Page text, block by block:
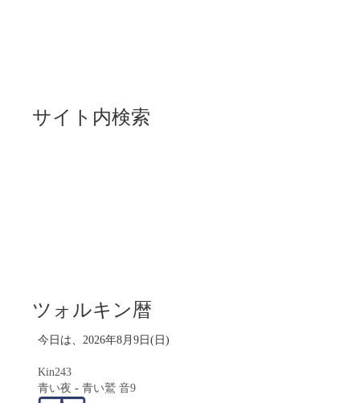
サイト内検索
ツォルキン暦
今日は、2026年8月9日(日)
Kin243
青い夜 - 青い鷲 音9